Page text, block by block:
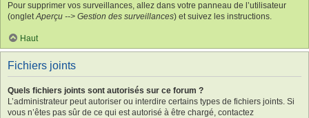
Pour supprimer vos surveillances, allez dans votre panneau de l’utilisateur
(ongletAperçu --> Gestion des surveillances) et suivez les instructions.
Haut
Fichiers joints
Quels fichiers joints sont autorisés sur ce forum ?
L’administrateur peut autoriser ou interdire certains types de fichiers joints. Si
vous n’êtes pas sûr de ce qui est autorisé à être chargé, contactez